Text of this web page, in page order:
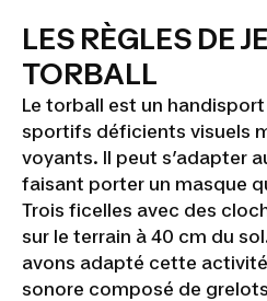
LES RÈGLES DE
TORBALL
Le torball est un
sportifs déficients visuels
voyants. Il peut s’adapter
faisant porter un masque
Trois ficelles avec des
sur le terrain à 40 cm du
avons adapté cette
sonore composé de